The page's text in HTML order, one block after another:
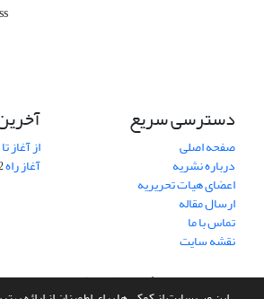
دسترسی سریع
صفحه اصلی
درباره نشریه
اعضای هیات تحریریه
ارسال مقاله
تماس با ما
نقشه سایت
از آغاز
آغاز راه
سامانه مدیریت نشریات علمی.طراحی و پیاده